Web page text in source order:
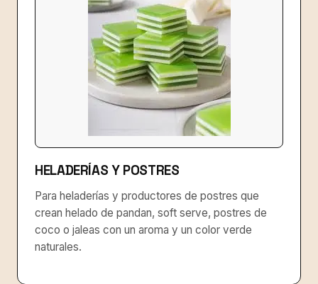
HELADERÍAS Y POSTRES
Para heladerías y productores de postres que
crean helado de pandan, soft serve, postres de
coco o jaleas con un aroma y un color verde
naturales.